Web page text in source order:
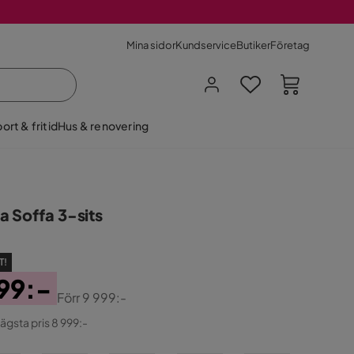
Mina sidorKundserviceButikerFöretag
& fritidHus & renovering
Soffa 3-sits
Förr9 999:-
pris 8 999:-